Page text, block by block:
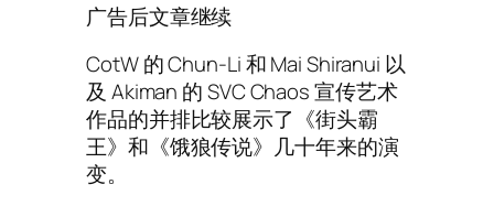
广告后文章继续
CotW 的 Chun-Li 和 Mai Shiranui 以
及 Akiman 的 SVC Chaos 宣传艺术
作品的并排比较展示了《街头霸
王》和《饿狼传说》几十年来的演
变。